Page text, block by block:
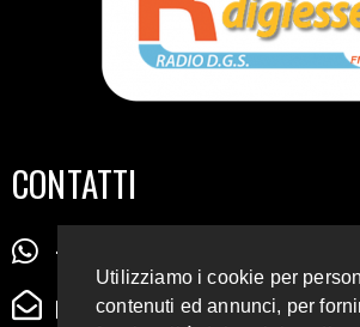
CONTATTI
+39 345 72 72 88 5
radiodigiesse@gmail.com
Utilizziamo i cookie per
contenuti ed annunci, per